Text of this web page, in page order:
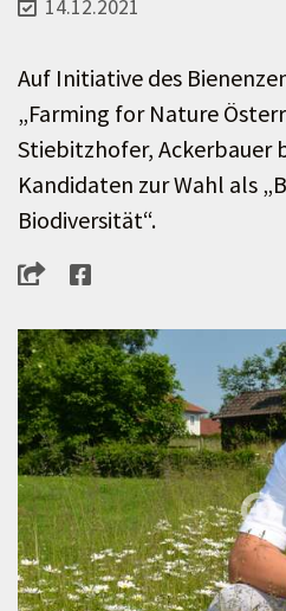
14.12.2021
Auf Initiative des
„Farming for Nature
Stiebitzhofer, Ackerbauer
Kandidaten zur Wahl als
Biodiversität“.